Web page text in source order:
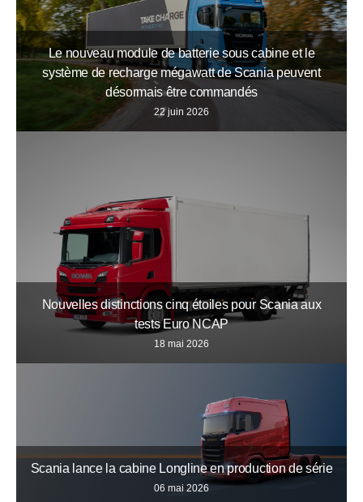
Le nouveau module de batterie sous cabine et le
système de recharge mégawatt de Scania peuvent
désormais être commandés
22 juin 2026
Nouvelles distinctions cinq étoiles pour Scania aux
tests Euro NCAP
18 mai 2026
Scania lance la cabine Longline en production de série
06 mai 2026